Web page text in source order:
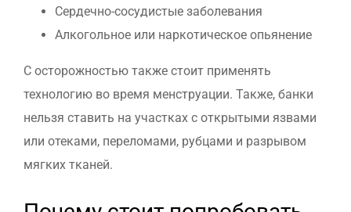
Сердечно-сосудистые заболевания
Алкогольное или наркотическое опьянение
С осторожностью также стоит применять
технологию во время менструации. Также, банки
нельзя ставить на участках с открытыми язвами
или отеками, переломами, рубцами и разрывом
мягких тканей.